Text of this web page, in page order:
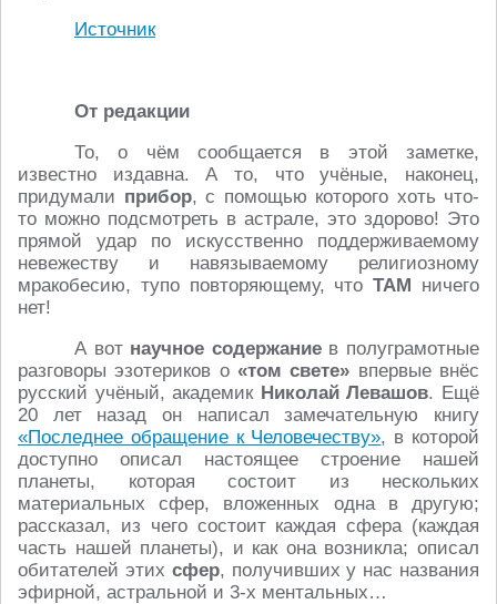
Источник
От редакции
То, о чём сообщается в этой заметке,
известно издавна. А то, что учёные, наконец,
придумали прибор, с помощью которого хоть что-
то можно подсмотреть в астрале, это здорово! Это
прямой удар по искусственно поддерживаемому
невежеству и навязываемому религиозному
мракобесию, тупо повторяющему, чтоТАМ ничего
нет!
А вот научное содержаниев полуграмотные
разговоры эзотериков о «том свете» впервые внёс
русский учёный, академик Николай Левашов. Ещё
20 лет назад он написал замечательную книгу
«Последнее обращение к Человечеству», в которой
доступно описал настоящее строение нашей
планеты, которая состоит из нескольких
материальных сфер, вложенных одна в другую;
рассказал, из чего состоит каждая сфера (каждая
часть нашей планеты), и как она возникла; описал
обитателей этих сфер, получивших у нас названия
эфирной, астральной и 3-х ментальных…